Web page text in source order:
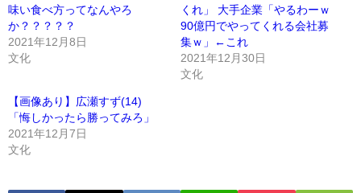
味い食べ方ってなんやろ
か？？？？？
2021年12月8日
文化
くれ」 大手企業「やるわーｗ
90億円でやってくれる会社募
集ｗ」←これ
2021年12月30日
文化
【画像あり】広瀬すず(14)
「悔しかったら勝ってみろ」
2021年12月7日
文化